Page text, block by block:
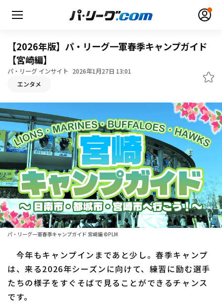
無料アカウント登録
HOME
動画
日程・結果
順位表･成績
1軍公式戦
ファーム東地区
ファーム中地区
選手名鑑
北海道日本ハムファイターズ
東北楽天ゴールデンイーグルス
【2026年版】パ・リーグ一軍春季キャンプガイド
【宮崎編】
パ・リーグ インサイト 2026年1月27日 13:01
エンタメ
パ・リーグ一軍春季キャンプガイド 宮崎編 ©PLM
今年もキャンプインまであと少し。春季キャンプ
は、来る2026年シーズンに向けて、練習に励む選手
たちの様子をすぐそばで見ることができるチャンス
です。